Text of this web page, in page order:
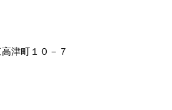
津町１０－７